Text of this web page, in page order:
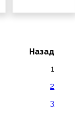
Назад
1
2
3